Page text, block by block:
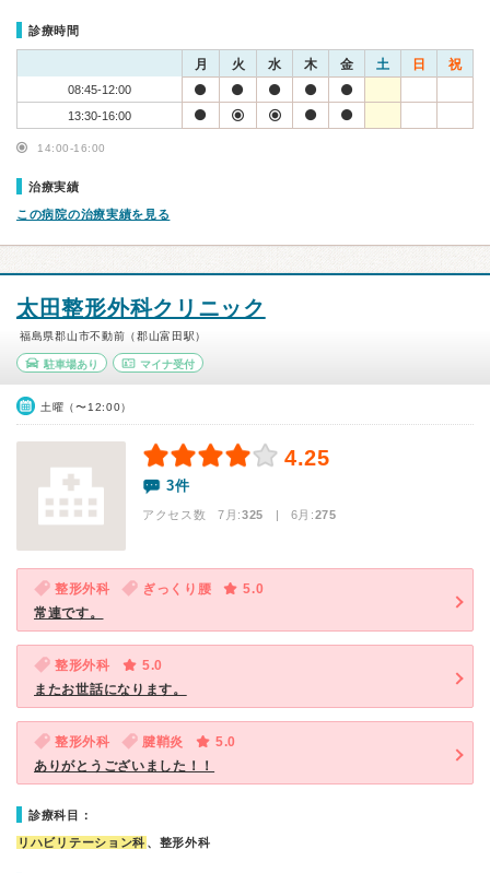
診療時間
月 火 水 木 金 土 日 祝
08:45-12:00
13:30-16:00
14:00-16:00
治療実績
この病院の治療実績を見る
太田整形外科クリニック
福島県郡山市不動前（郡山富田駅）
駐車場あり マイナ受付
土曜（〜12:00）
4.25
3件
アクセス数 7月:325 | 6月:275
整形外科 ぎっくり腰
5.0
常連です。
整形外科
5.0
またお世話になります。
整形外科 腱鞘炎
5.0
ありがとうございました！！
診療科目：
リハビリテーション科 、整形外科